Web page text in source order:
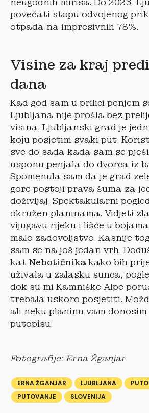
neugodnih mirisa. Do 2025.
povećati stopu odvojenog
otpada na impresivnih 78%.
Visine za kraj
dana
Kad god sam u prilici penjem
Ljubljana nije prošla bez
visina. Ljubljanski grad je
koju posjetim svaki put.
sve do sada kada sam se
usponu penjala do dvorca iz
Spomenula sam da je grad
gore postoji prava šuma za
doživljaj. Spektakularni
okružen planinama. Vidjeti
vijugavu rijeku i lišće u
malo zadovoljstvo. Kasnije
sam se na još jedan vrh.
kat Nebotičnika kako bih
uživala u zalasku sunca,
dok su mi Kamniške Alpe
trebala uskoro posjetiti.
ali neku planinu vam donosim
putopisu.
Fotografije: Erna Žganjar
ERNA ŽGANJAR LJUBLJANA
PUTOVANJE
SLOVENIJA